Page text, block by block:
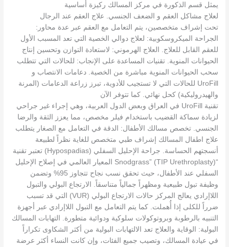
يمثل قسم الذكورة في مركز المسالك ركيزة أساسية
لعلاج مشاكل العقم و الضعف الجنسي. علاج العقم عند الرجال
تحت إشراف متخصصين، يتم التعامل مع العقم عبر عدة محاور:
الجراحة الميكروسكوبية: لعلاج دوالي الخصية التي تعد المسبب الأول
للعقم القابل للعلاج. العلاج الهرموني: لاستعادة التوازن وتحسين إنتاج
الحيوانات المنوية. تقنيات المساعدة على الإنجاب: للحالات التي تتطلب
سحب الحيوانات المنوية مباشرة من الخصية. دعامات الانتصاب و
UroFill للحالات التي لا تستجيب للأدوية، تبرز زراعة الدعامات (المرنة
والهيدروليكية) كحل نهائي. كما تتوفر الآن
تقنية UroFill في العراق وبعض الدول العربية، وهي إجراء غير جراحي
لزيادة سماكة القضيب باستخدام فيلر مخصص، مما يعزز الثقة والرضا
الجنسي. تخصص مسالك الأطفال: الدقة في التعامل مع الصغار يتطلب
علاج اطفال المسالك إشراف طبي متخصص للغاية نظراً لطبيعة
أنسجتهم الحساسة. جراحة الإحليل السفلي (Hypospadias) تعتبر تقنية
“Snodgrass” (TIP Urethroplasty) المعيار العالمي في إصلاح الإحليل
السفلي عند الأطفال، حيث تحقق نسب نجاح تتجاوز 95% وتضمن
وظيفة تبول طبيعية ومظهراً جمالياً متناسقاً. الارتجاع البولي والتبول
اللاإرادي يعالج المركز حالات الارتجاع البولي (VUR) التي قد تسبب
ضرراً للكلى إذا أُهملت. كما يتم التعامل مع التبول اللاإرادي عبر أجهزة
التنبيه بالرطوبة وبروتوكولات سلوكية ودوائية متطورة. التهابات المسالك
البولية: الوقاية والعلاج تعد الالتهابات البولية من أكثر الشكاوى تكراراً
في عيادة المسالك، وتصيب جميع الفئات، وإن كانت النساء أكثر عرضة